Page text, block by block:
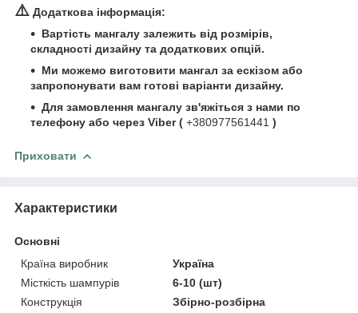
⚠️ Додаткова інформація:
Вартість мангалу залежить від розмірів,
складності дизайну та додаткових опцій.
Ми можемо виготовити мангал за ескізом або
запропонувати вам готові варіанти дизайну.
Для замовлення мангалу зв'яжіться з нами по
телефону або через Viber ( +380977561441 )
Приховати
Характеристики
Основні
Країна виробник
Україна
Місткість шампурів
6-10 (шт)
Конструкція
Збірно-розбірна